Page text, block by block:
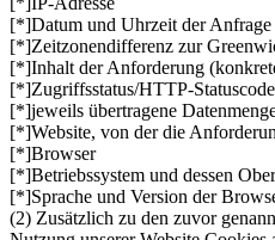
[*]Datum und Uhrzeit der Anfrage
[*]Zeitzonendifferenz zur
[*]Inhalt der Anforderung
[*]Zugriffsstatus/HTTP-Statuscode
[*]jeweils übertragene
[*]Website, von der die
[*]Browser
[*]Betriebssystem und dessen
[*]Sprache und Version der
(2) Zusätzlich zu den zuvor